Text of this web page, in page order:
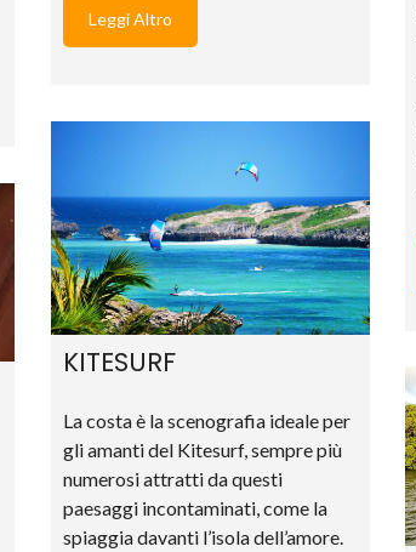
M
U
N
E
W
Leggi Altro
KITESURF
La costa è la scenografia ideale per
gli amanti del Kitesurf, sempre più
numerosi attratti da questi
paesaggi incontaminati, come la
spiaggia davanti l’isola dell’amore.